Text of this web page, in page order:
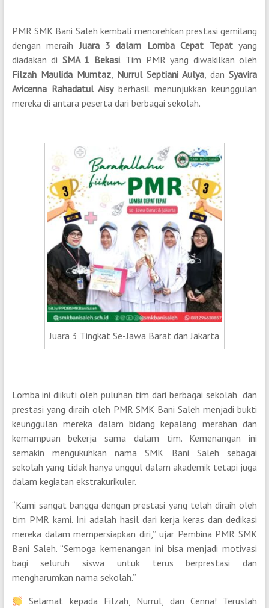
PMR SMK Bani Saleh kembali menorehkan prestasi gemilang
dengan meraihJuara 3 dalam Lomba Cepat Tepatyang
diadakan di SMA 1 Bekasi. Tim PMR yang diwakilkan oleh
Filzah Maulida Mumtaz, Nurrul Septiani Aulya, danSyavira
Avicenna Rahadatul Aisyberhasil menunjukkan keunggulan
mereka di antara peserta dari berbagai sekolah.
Juara 3 Tingkat Se-Jawa Barat dan Jakarta
Lomba ini diikuti oleh puluhan tim dari berbagai sekolah dan
prestasi yang diraih oleh PMR SMK Bani Saleh menjadi bukti
keunggulan mereka dalam bidang kepalang merahan dan
kemampuan bekerja sama dalam tim. Kemenangan ini
semakin mengukuhkan nama SMK Bani Saleh sebagai
sekolah yang tidak hanya unggul dalam akademik tetapi juga
dalam kegiatan ekstrakurikuler.
“Kami sangat bangga dengan prestasi yang telah diraih oleh
tim PMR kami. Ini adalah hasil dari kerja keras dan dedikasi
mereka dalam mempersiapkan diri,” ujar Pembina PMR SMK
Bani Saleh. “Semoga kemenangan ini bisa menjadi motivasi
bagi seluruh siswa untuk terus berprestasi dan
mengharumkan nama sekolah.”
Selamat kepada Filzah, Nurrul, dan Cenna! Teruslah